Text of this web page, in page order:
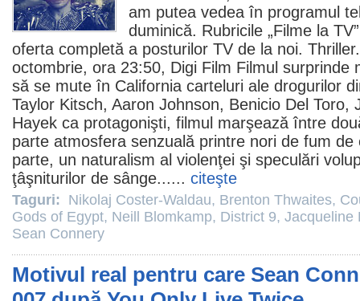
am putea vedea în programul
duminică. Rubricile „Filme la TV
oferta completă a posturilor TV de la noi.
octombrie, ora 23:50, Digi Film Filmul surprinde
să se mute în California carteluri ale drogurilor
Taylor Kitsch, Aaron Johnson, Benicio Del Toro,
Hayek ca protagonişti, filmul marşează între
parte atmosfera senzuală printre nori de fum de
parte, un naturalism al violenţei şi speculări
ţâşniturilor de sânge...... citeşte
Taguri: Nikolaj Coster-Waldau, Brenton Thwaites,
Gods of Egypt, Neill Blomkamp, District 9, Jacqueline
Sean Connery
Motivul real pentru care Sean